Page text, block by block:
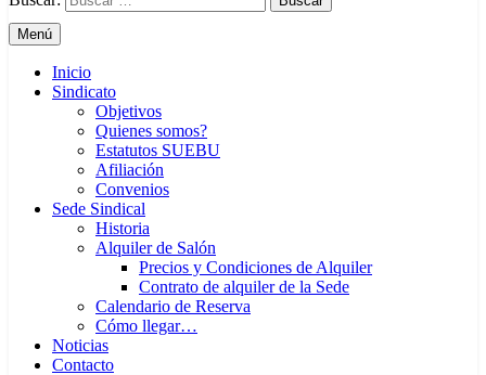
Menú
Inicio
Sindicato
Objetivos
Quienes somos?
Estatutos SUEBU
Afiliación
Convenios
Sede Sindical
Historia
Alquiler de Salón
Precios y Condiciones de Alquiler
Contrato de alquiler de la Sede
Calendario de Reserva
Cómo llegar…
Noticias
Contacto